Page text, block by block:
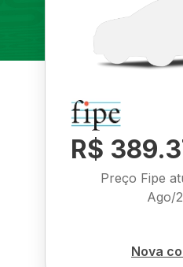
R$
Preço Fipe
Ago/
Nova